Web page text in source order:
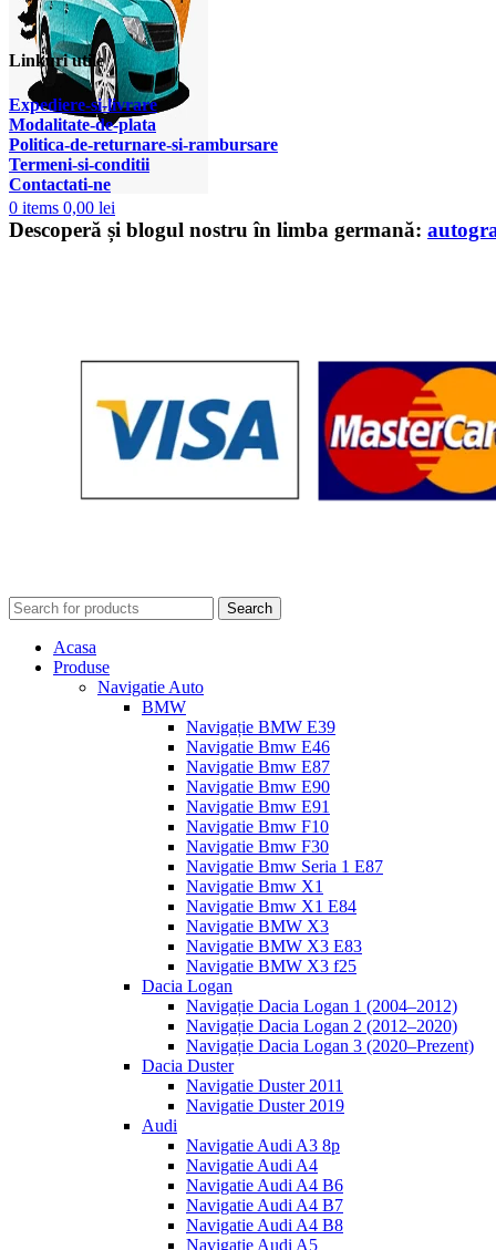
0 items 0,00 lei
Linkuri utile
Expediere-si-livrare
Modalitate-de-plata
Politica-de-returnare-si-rambursare
Termeni-si-conditii
Contactati-ne
Descoperă și blogul nostru în limba germană:
Search
Acasa
Produse
Navigatie Auto
BMW
Navigație BMW E39
Navigatie Bmw E46
Navigatie Bmw E87
Navigatie Bmw E90
Navigatie Bmw E91
Navigatie Bmw F10
Navigatie Bmw F30
Navigatie Bmw Seria 1 E87
Navigatie Bmw X1
Navigatie Bmw X1 E84
Navigatie BMW X3
Navigatie BMW X3 E83
Navigatie BMW X3 f25
Dacia Logan
Navigație Dacia Logan 1 (2004–2012)
Navigație Dacia Logan 2 (2012–2020)
Navigație Dacia Logan 3 (2020–Prezent)
Dacia Duster
Navigatie Duster 2011
Navigatie Duster 2019
Audi
Navigatie Audi A3 8p
Navigatie Audi A4
Navigatie Audi A4 B6
Navigatie Audi A4 B7
Navigatie Audi A4 B8
Navigatie Audi A5